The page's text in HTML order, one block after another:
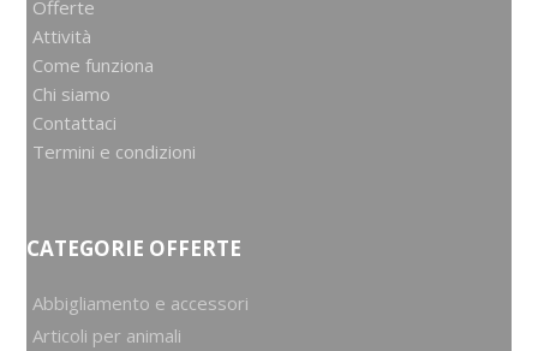
Offerte
Attività
Come funziona
Chi siamo
Contattaci
Termini e condizioni
CATEGORIE OFFERTE
Abbigliamento e accessori
Articoli per animali